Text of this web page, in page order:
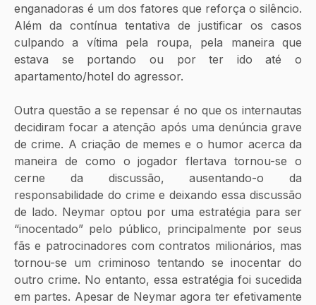
enganadoras é um dos fatores que reforça o silêncio.
Além da contínua tentativa de justificar os casos
culpando a vítima pela roupa, pela maneira que
estava se portando ou por ter ido até o
apartamento/hotel do agressor.
Outra questão a se repensar é no que os internautas
decidiram focar a atenção após uma denúncia grave
de crime. A criação de memes e o humor acerca da
maneira de como o jogador flertava tornou-se o
cerne da discussão, ausentando-o da
responsabilidade do crime e deixando essa discussão
de lado. Neymar optou por uma estratégia para ser
“inocentado” pelo público, principalmente por seus
fãs e patrocinadores com contratos milionários, mas
tornou-se um criminoso tentando se inocentar do
outro crime. No entanto, essa estratégia foi sucedida
em partes. Apesar de Neymar agora ter efetivamente